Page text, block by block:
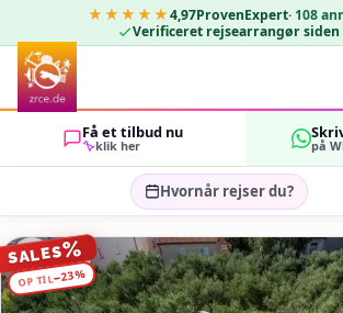
★★★★★4,97ProvenExpert· 108
Verificeret rejsearrangør siden
Få et tilbud nu
klik her på
Hvornår rejser du?
Vælg rejsedatoer…
GÆSTER
2
SALES%
OP TIL−23%